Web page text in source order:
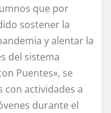
que por
sostener la
y alentar la
del sistema
Puentes», se
con actividades a
durante el